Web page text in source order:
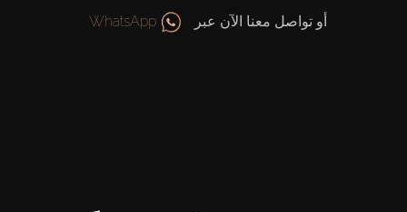
قيد الإنشاء أو تواصل معنا الآن عبر WhatsApp